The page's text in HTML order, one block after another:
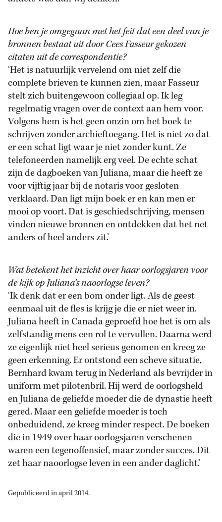
Hoe ben je omgegaan met het feit dat een deel van je
bronnen bestaat uit door Cees Fasseur gekozen
citaten uit de correspondentie?
‘Het is natuurlijk vervelend om niet zelf die
complete brieven te kunnen zien, maar Fasseur
stelt zich buitengewoon collegiaal op. Ik leg
regelmatig vragen over de context aan hem voor.
Volgens hem is het geen onzin om het boek te
schrijven zonder archieftoegang. Het is niet zo dat
er een schat ligt waar je niet zonder kunt. Ze
telefoneerden namelijk erg veel. De echte schat
zijn de dagboeken van Juliana, maar die heeft ze
voor vijftig jaar bij de notaris voor gesloten
verklaard. Dan ligt mijn boek er en kan men er
mooi op voort. Dat is geschiedschrijving, mensen
vinden nieuwe bronnen en ontdekken dat het net
anders of heel anders zit.’
Wat betekent het inzicht over haar oorlogsjaren voor
de kijk op Juliana’s naoorlogse leven?
‘Ik denk dat er een bom onder ligt. Als de geest
eenmaal uit de fles is krijg je die er niet weer in.
Juliana heeft in Canada geproefd hoe het is om als
zelfstandig mens een rol te vervullen. Daarna werd
ze eigenlijk niet heel serieus genomen en kreeg ze
geen erkenning. Er ontstond een scheve situatie,
Bernhard kwam terug in Nederland als bevrijder in
uniform met pilotenbril. Hij werd de oorlogsheld
en Juliana de geliefde moeder die de dynastie heeft
gered. Maar een geliefde moeder is toch
onbeduidend, ze kreeg minder respect. De boeken
die in 1949 over haar oorlogsjaren verschenen
waren een tegenoffensief, maar zonder succes. Dit
zet haar naoorlogse leven in een ander daglicht.’
Gepubliceerd in april 2014.